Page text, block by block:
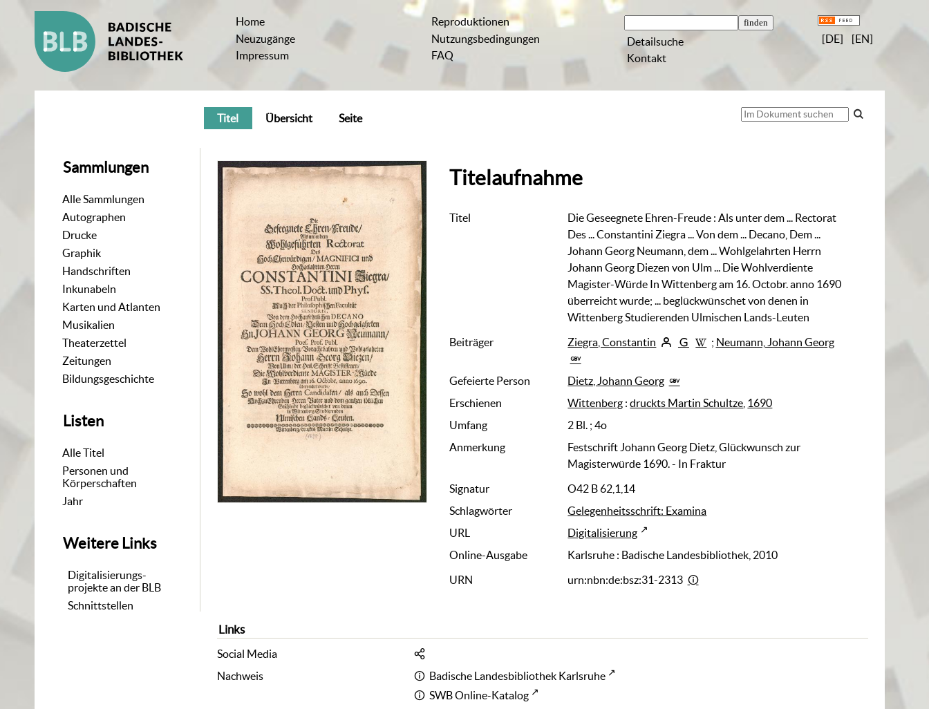
Home
Neuzugänge
Impressum
Reproduktionen
Nutzungsbedingungen
FAQ
Detailsuche
Kontakt
[DE] [EN]
Sammlungen
Alle Sammlungen
Autographen
Drucke
Graphik
Handschriften
Inkunabeln
Karten und Atlanten
Musikalien
Theaterzettel
Zeitungen
Bildungsgeschichte
Listen
Alle Titel
Personen und
Körperschaften
Jahr
Weitere Links
Digitalisierungs-
projekte an der BLB
Schnittstellen
Titel Übersicht Seite
Titelaufnahme
Titel Die Geseegnete Ehren-Freude :Als unter dem ... Rectorat
Des ... Constantini Ziegra ... Von dem ... Decano, Dem ...
Johann Georg Neumann, dem ... Wohlgelahrten Herrn
Johann Georg Diezen von Ulm ... Die Wohlverdiente
Magister-Würde In Wittenberg am 16. Octobr. anno 1690
überreicht wurde; ... beglückwünschet von denen in
Wittenberg Studierenden Ulmischen Lands-Leuten
Beiträger
Ziegra, Constantin ; Neumann, Johann Georg
Gefeierte Person
Dietz, Johann Georg
Erschienen
Wittenberg :druckts Martin Schultze 1690
Umfang
2 Bl. ; 4o
Anmerkung
Festschrift Johann Georg Dietz, Glückwunsch zur
Magisterwürde 1690. - In Fraktur
Signatur
O42 B 62,1,14
Schlagwörter
Gelegenheitsschrift: Examina
URL
Digitalisierung
Online-Ausgabe
Karlsruhe : Badische Landesbibliothek, 2010
URN
urn:nbn:de:bsz:31-2313
Links
Social Media
Nachweis
Badische Landesbibliothek Karlsruhe
SWB Online-Katalog